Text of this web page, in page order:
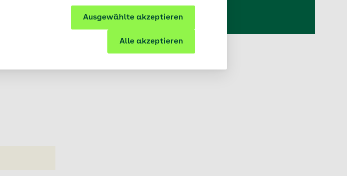
Ausgewählte akzeptieren
Alle akzeptieren